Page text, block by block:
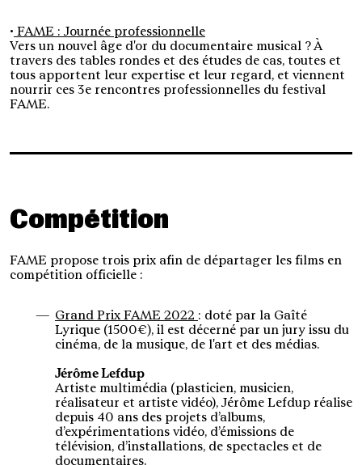
• FAME : Journée professionnelle
Vers un nouvel âge d'or du documentaire musical ? À
travers des tables rondes et des études de cas, toutes et
tous apportent leur expertise et leur regard, et viennent
nourrir ces 3e rencontres professionnelles du festival
FAME.
Compétition
FAME propose trois prix afin de départager les films en
compétition officielle :
Grand Prix FAME 2022 : doté par la Gaîté
Lyrique (1500€), il est décerné par un jury issu du
cinéma, de la musique, de l'art et des médias.
Jérôme Lefdup
Artiste multimédia (plasticien, musicien,
réalisateur et artiste vidéo), Jérôme Lefdup réalise
depuis 40 ans des projets d’albums,
d’expérimentations vidéo, d’émissions de
télévision, d’installations, de spectacles et de
documentaires.